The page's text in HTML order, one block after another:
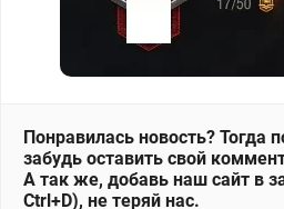
Понравилась новость? Тогда
забудь оставить свой
А так же, добавь наш сайт в
Ctrl+D), не теряй нас.